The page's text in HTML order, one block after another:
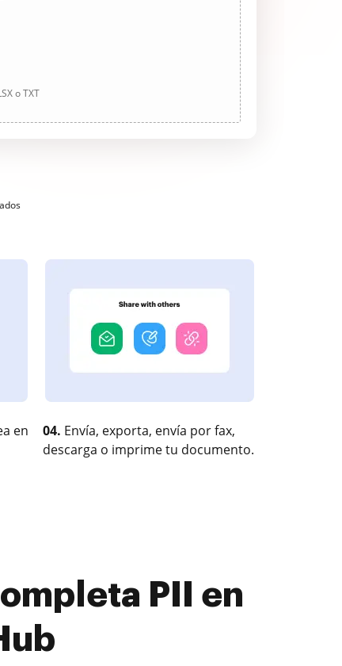
o TXT
en
04. Envía, exporta, envía por fax,
descarga o imprime tu documento.
PII en